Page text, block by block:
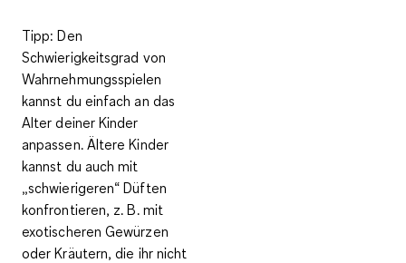
Tipp: Den
Schwierigkeitsgrad von
Wahrnehmungsspielen
kannst du einfach an das
Alter deiner Kinder
anpassen. Ältere Kinder
kannst du auch mit
„schwierigeren“ Düften
konfrontieren, z. B. mit
exotischeren Gewürzen
oder Kräutern, die ihr nicht